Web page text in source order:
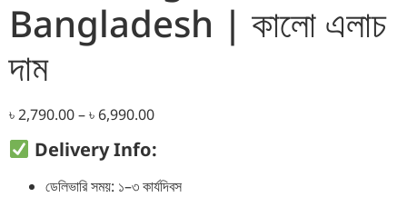
Bangladesh | কালো এলাচ
দাম
৳2,790.00–৳ 6,990.00
Delivery Info:
ডেলিভারি সময়: ১–৩ কার্যদিবস